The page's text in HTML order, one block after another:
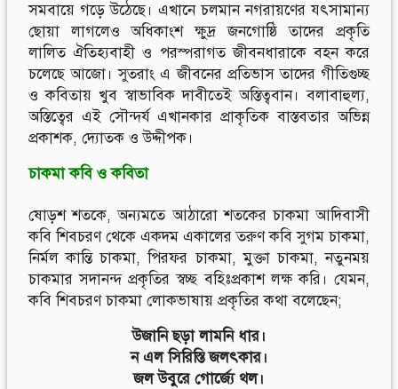
সমবায়ে গড়ে উঠেছে। এখানে চলমান নগরায়ণের যৎসামান্য
ছোয়া লাগলেও অধিকাংশ ক্ষুদ্র জনগোষ্ঠি তাদের প্রকৃতি
লালিত ঐতিহ্যবাহী ও পরস্পরাগত জীবনধারাকে বহন করে
চলেছে আজো। সুতরাং এ জীবনের প্রতিভাস তাদের গীতিগুচ্ছ
ও কবিতায় খুব স্বাভাবিক দাবীতেই অস্তিত্ববান। বলাবাহুল্য,
অস্তিত্বের এই সৌন্দর্য এখানকার প্রাকৃতিক বাস্তবতার অভিন্ন
প্রকাশক, দ্যোতক ও উদ্দীপক।
চাকমা কবি ও কবিতা
ষোড়শ শতকে, অন্যমতে আঠারো শতকের চাকমা আদিবাসী
কবি শিবচরণ থেকে একদম একালের তরুণ কবি সুগম চাকমা,
নির্মল কান্তি চাকমা, পিরফর চাকমা, মুক্তা চাকমা, নতুনময়
চাকমার সদানন্দ প্রকৃতির স্বচ্ছ বহিঃপ্রকাশ লক্ষ করি। যেমন,
কবি শিবচরণ চাকমা লোকভাষায় প্রকৃতির কথা বলেছেন;
উজানি ছড়া লামনি ধার।
ন এল সিরিস্তি জলৎকার।
জল উবুরে গোর্জ্যে থল।